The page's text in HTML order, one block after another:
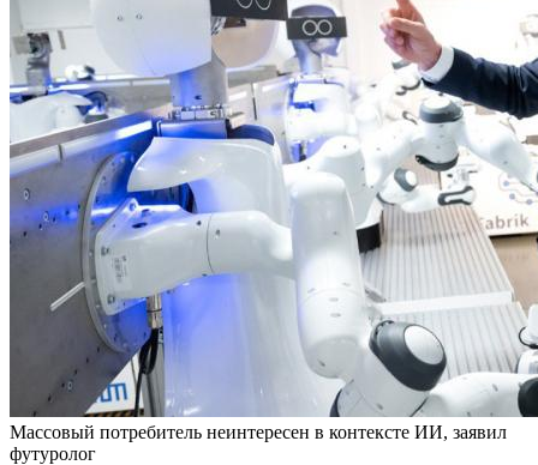
Массовый потребитель неинтересен в контексте ИИ, заявил
футуролог